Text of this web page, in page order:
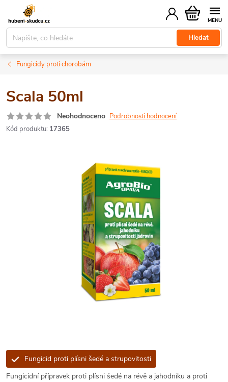
obsah
Hledat
Nákupní
košík
Fungicidy proti chorobám
Scala 50ml
Neohodnoceno Podrobnosti hodnocení
Kód produktu: 17365
Fungicid proti plísni šedé a strupovitosti
Fungicidní přípravek proti plísni šedé na révě a jahodníku a proti